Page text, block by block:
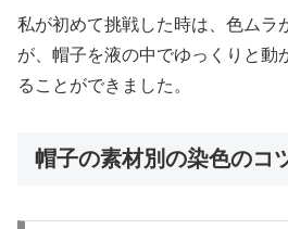
私が初めて挑戦した時は、色ムラ
が、帽子を液の中でゆっくりと動
ることができました。
帽子の素材別の染色のコ